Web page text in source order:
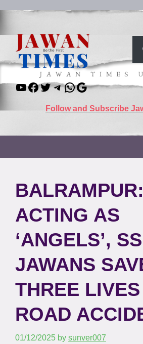
content
YouTube
Facebook
TwitterTelegram
WhatsApp
Google
Follow and Subscribe
BALRAMPUR:
ACTING AS
‘ANGELS’,
JAWANS
THREE
ROAD
01/12/2025 by sunver007